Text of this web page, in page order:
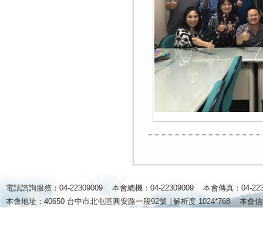
電話諮詢服務：04-22309009 本會總機：04-22309009 本會傳真：04-
本會地址：40650 台中市北屯區興安路一段92號 ∣解析度 1024*768本會信